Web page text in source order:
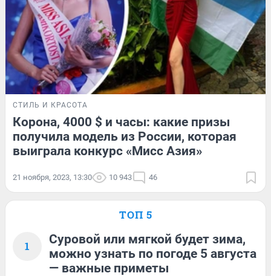
СТИЛЬ И КРАСОТА
Корона, 4000 $ и часы: какие призы
получила модель из России, которая
выиграла конкурс «Мисс Азия»
21 ноября, 2023, 13:30 10 943 46
ТОП 5
1
Суровой или мягкой будет зима,
можно узнать по погоде 5 августа
— важные приметы